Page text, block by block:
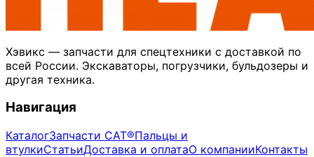
Хэвикс — запчасти для спецтехники с доставкой по
всей России. Экскаваторы, погрузчики, бульдозеры и
другая техника.
Навигация
КаталогЗапчасти CAT®Пальцы и
втулкиСтатьиДоставка и оплатаО компанииКонтакты